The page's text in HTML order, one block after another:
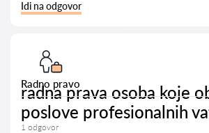
Idi na odgovor
Radno pravo
radna prava osoba koje
poslove profesionalnih
1 odgovor